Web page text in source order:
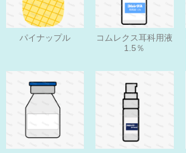
パイナップル
コムレクス耳科用液
1.5％